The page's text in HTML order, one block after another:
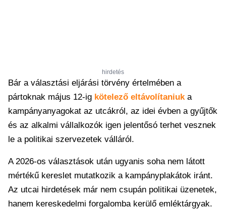
hirdetés
Bár a választási eljárási törvény értelmében a
pártoknak május 12-ig kötelező eltávolítaniuka
kampányanyagokat az utcákról, az idei évben a gyűjtők
és az alkalmi vállalkozók igen jelentősó terhet vesznek
le a politikai szervezetek válláról.
A 2026-os választások után ugyanis soha nem látott
mértékű kereslet mutatkozik a kampányplakátok iránt.
Az utcai hirdetések már nem csupán politikai üzenetek,
hanem kereskedelmi forgalomba kerülő emléktárgyak.